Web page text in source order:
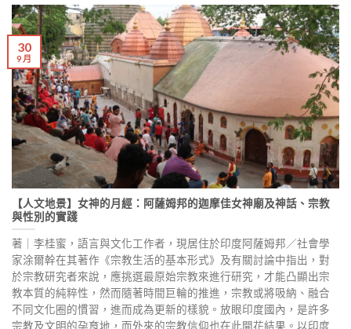
【人文地景】女神的月經：阿薩姆邦的迦摩佳女神廟及神話、宗教
與性別的實踐
著｜李桂蜜，語言與文化工作者，現居住於印度阿薩姆邦／社會學
家涂爾幹在其著作《宗教生活的基本形式》及有關討論中指出，對
於宗教研究者來說，應挑選最原始宗教來進行研究，才能凸顯出宗
教本質的純粹性，然而隨著時間巨輪的推進，宗教或將吸納、融合
不同文化圈的慣習，進而成為更新的樣貌。放眼印度國內，是許多
宗教及文明的孕育地，而外來的宗教信仰也在此開花結果。以印度
30
9 月